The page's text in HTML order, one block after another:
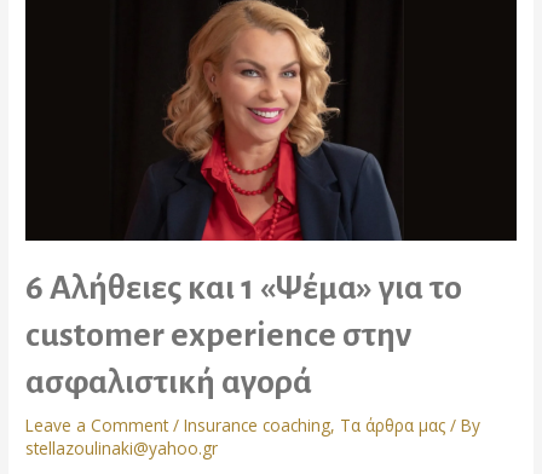
6 Αλήθειες και 1 «Ψέμα» για το
customer experience στην
ασφαλιστική αγορά
Leave a Comment /Insurance coaching, Τα άρθρα μας / By
stellazoulinaki@yahoo.gr